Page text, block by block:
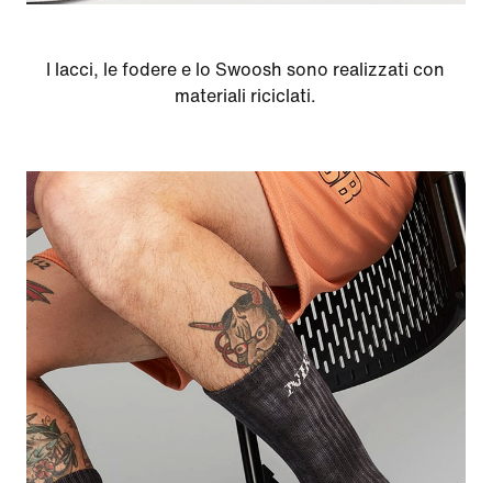
I lacci, le fodere e lo Swoosh sono realizzati con
materiali riciclati.